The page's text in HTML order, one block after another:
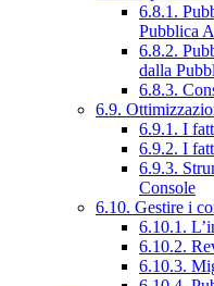
6.8.1.
Pubblica
6.8.2.
dalla
6.8.3.
6.9.
6.9.1. I
6.9.2. I
6.9.3.
Console
6.10. Gestire i
6.10.1.
6.10.2.
6.10.3.